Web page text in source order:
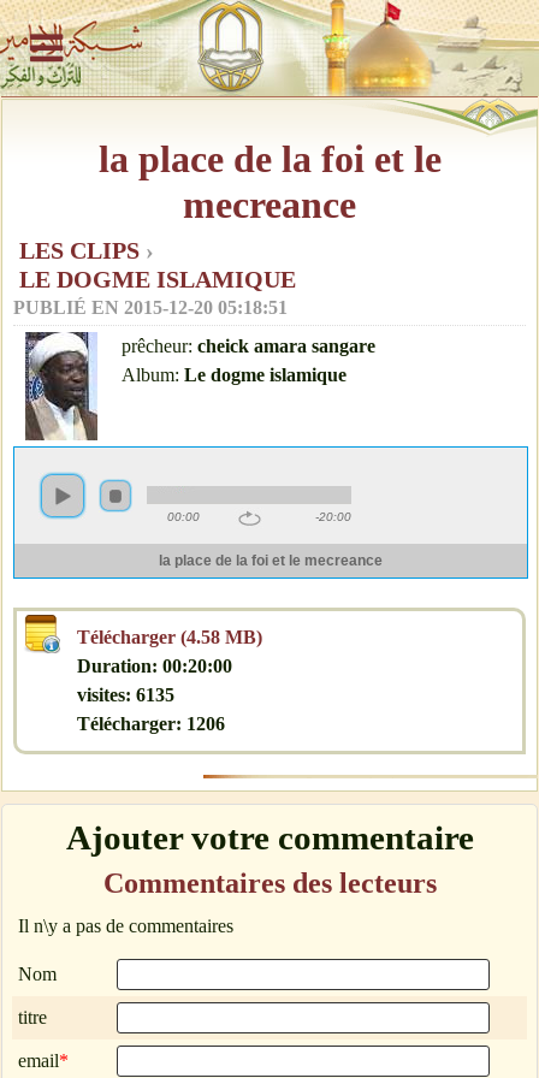
la place de la foi et le
mecreance
LES CLIPS ›
LE DOGME ISLAMIQUE
PUBLIÉ EN 2015-12-20 05:18:51
prêcheur: cheick amara sangare
Album: Le dogme islamique
00:00 -20:00
la place de la foi et le mecreance
Télécharger (4.58 MB)
Duration: 00:20:00
visites: 6135
Télécharger: 1206
Ajouter votre commentaire
Commentaires des lecteurs
Il n\y a pas de commentaires
Nom
titre
email*